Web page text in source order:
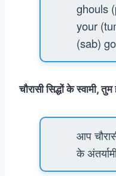
ghouls
your
(sab)
चौरासी सिद्धों के स्वामी,
आप
के